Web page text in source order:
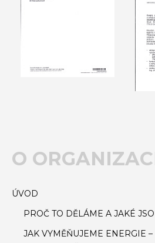
O
ÚVOD
PROČ TO DĚLÁME A JAKÉ
JAK VYMĚŇUJEME ENERGIE